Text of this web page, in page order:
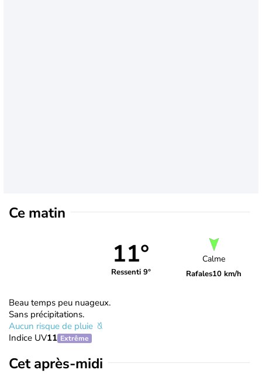
Ce matin
11°
Ressenti 9°
Calme
Rafales10 km/h
Beau temps peu nuageux.
Sans précipitations.
Aucun risque de pluie
Indice UV11 Extrême
Cet après-midi